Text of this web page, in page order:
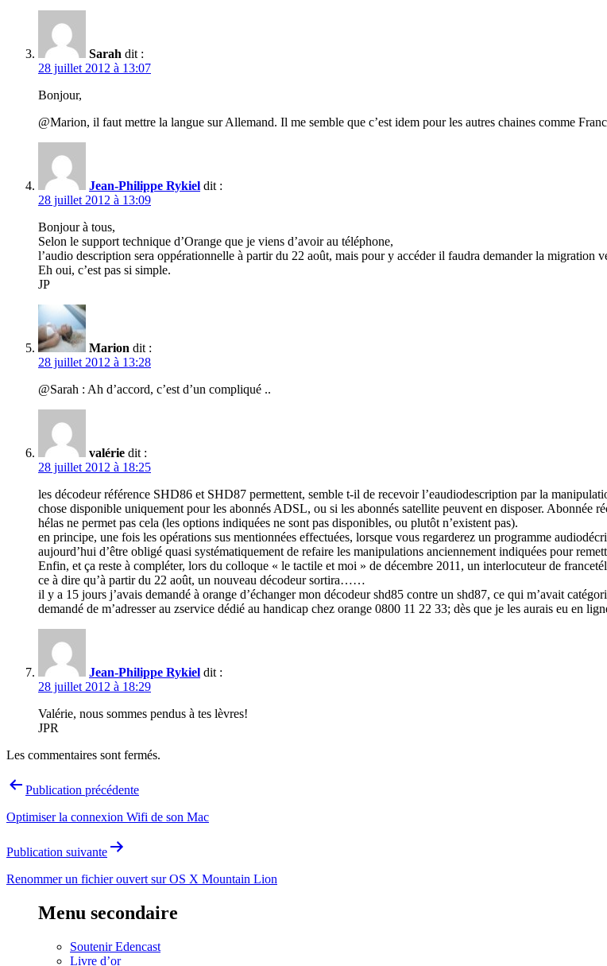
Sarah dit :
28 juillet 2012 à 13:07
Bonjour,
@Marion, il faut mettre la langue sur Allemand. Il me semble que c’est idem pour les autres chaines comme
Jean-Philippe Rykiel dit :
28 juillet 2012 à 13:09
Bonjour à tous,
Selon le support technique d’Orange que je viens d’avoir au téléphone,
l’audio description sera oppérationnelle à partir du 22 août, mais pour y accéder il faudra demander la migration
Eh oui, c’est pas si simple.
JP
Marion dit :
28 juillet 2012 à 13:28
@Sarah : Ah d’accord, c’est d’un compliqué ..
valérie dit :
28 juillet 2012 à 18:25
les décodeur référence SHD86 et SHD87 permettent, semble t-il de recevoir l’eaudiodescription par la
chose disponible uniquement pour les abonnés ADSL, ou si les abonnés satellite peuvent en disposer. Abonnée
hélas ne permet pas cela (les options indiquées ne sont pas disponibles, ou plutôt n’existent pas).
en principe, une fois les opérations sus mentionnées effectuées, lorsque vous regarderez un programme
aujourd’hui d’être obligé quasi systématiquement de refaire les manipulations anciennement indiquées pour
Enfin, et ça reste à compléter, lors du colloque « le tactile et moi » de décembre 2011, un interlocuteur de
ce à dire qu’à partir du 22 août, un nouveau décodeur sortira……
il y a 15 jours j’avais demandé à orange d’échanger mon décodeur shd85 contre un shd87, ce qui m’avait
demandé de m’adresser au zservice dédié au handicap chez orange 0800 11 22 33; dès que je les aurais eu en
Jean-Philippe Rykiel dit :
28 juillet 2012 à 18:29
Valérie, nous sommes pendus à tes lèvres!
JPR
Les commentaires sont fermés.
Navigation
l’article
Publication précédente
Optimiser la connexion Wifi de son Mac
Publication suivante
Renommer un fichier ouvert sur OS X Mountain Lion
Menu secondaire
Soutenir Edencast
Livre d’or